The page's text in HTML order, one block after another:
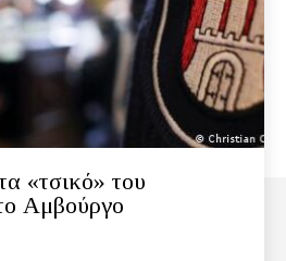
«τσικό» του
Αμβούργο